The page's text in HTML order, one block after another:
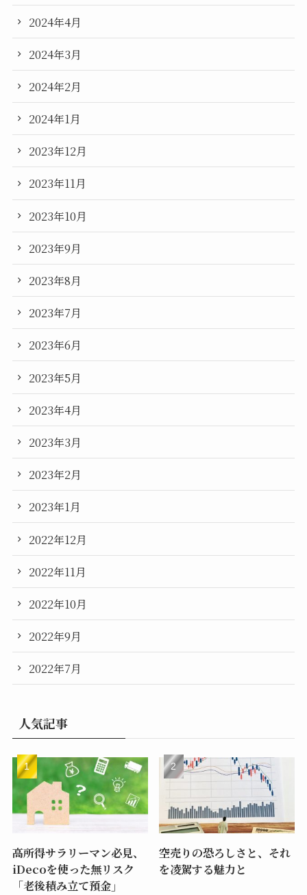
2024年4月
2024年3月
2024年2月
2024年1月
2023年12月
2023年11月
2023年10月
2023年9月
2023年8月
2023年7月
2023年6月
2023年5月
2023年4月
2023年3月
2023年2月
2023年1月
2022年12月
2022年11月
2022年10月
2022年9月
2022年7月
人気記事
高所得サラリーマン必見、
iDecoを使った無リスク
「老後積み立て預金」
空売りの恐ろしさと、それ
を凌駕する魅力と